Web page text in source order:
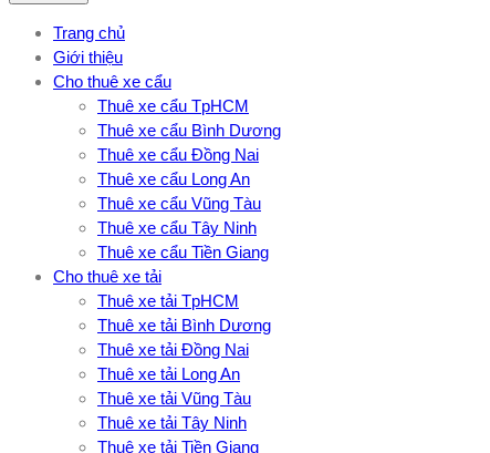
Trang chủ
Giới thiệu
Cho thuê xe cẩu
Thuê xe cẩu TpHCM
Thuê xe cẩu Bình Dương
Thuê xe cẩu Đồng Nai
Thuê xe cẩu Long An
Thuê xe cẩu Vũng Tàu
Thuê xe cẩu Tây Ninh
Thuê xe cẩu Tiền Giang
Cho thuê xe tải
Thuê xe tải TpHCM
Thuê xe tải Bình Dương
Thuê xe tải Đồng Nai
Thuê xe tải Long An
Thuê xe tải Vũng Tàu
Thuê xe tải Tây Ninh
Thuê xe tải Tiền Giang